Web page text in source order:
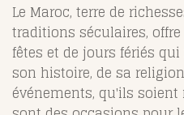
Le Maroc, terre de
traditions séculaires,
fêtes et de jours fériés
son histoire, de sa
événements, qu'ils